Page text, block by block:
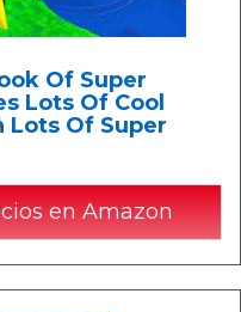
Of Super
Lots Of Cool
Lots Of Super
en Amazon